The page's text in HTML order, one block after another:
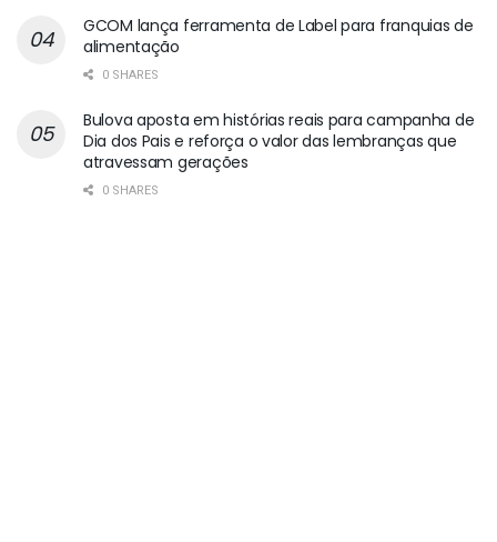
GCOM lança ferramenta de Label para franquias de
alimentação
0 SHARES
Bulova aposta em histórias reais para campanha de
Dia dos Pais e reforça o valor das lembranças que
atravessam gerações
0 SHARES